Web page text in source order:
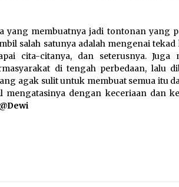
yang membuatnya jadi tontonan yang
salah satunya adalah mengenai tekad
cita-citanya, dan seterusnya. Juga
di tengah perbedaan, lalu
agak sulit untuk membuat semua itu
dengan keceriaan dan